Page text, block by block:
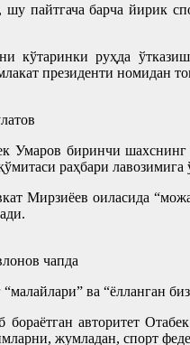
шу пайтгача барча йирик
кўтаринки руҳда
президенти номидан
Умаров биринчи шахснинг
раҳбари
Мирзиёев оиласида
чапда
ва “ёлланган
бораётган авторитет
жумладан, спорт